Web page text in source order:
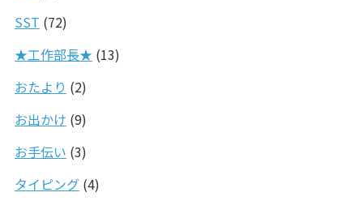
SST (72)
★工作部長★ (13)
おたより (2)
お出かけ (9)
お手伝い (3)
タイピング(4)